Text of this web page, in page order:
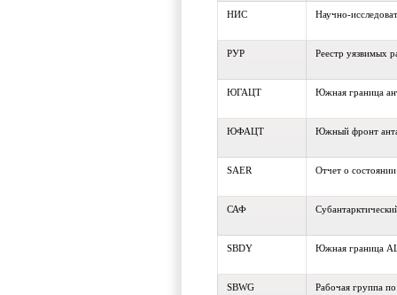
НИС Научно-
РУР Реестр уязвимых
ЮГАЦТ Южная граница
ЮФАЦТ Южный фронт
SAER Отчет о
САФ
SBDY Южная граница
SBWG Рабочая группа